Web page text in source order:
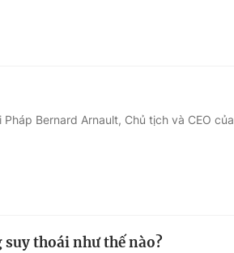
Bernard Arnault, Chủ tịch và CEO của
suy thoái như thế nào?